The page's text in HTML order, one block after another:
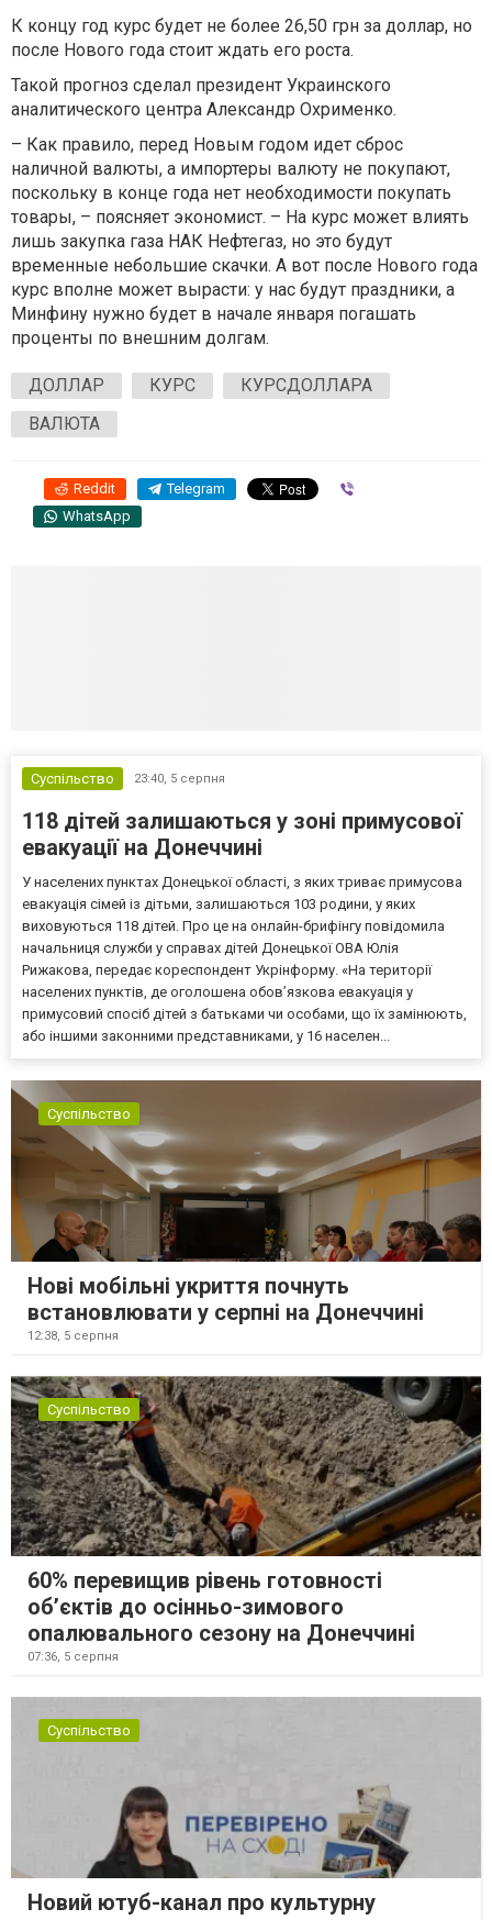
К концу год курс будет не более 26,50 грн за доллар, но
после Нового года стоит ждать его роста.
Такой прогноз сделал президент Украинского
аналитического центра Александр Охрименко.
– Как правило, перед Новым годом идет сброс
наличной валюты, а импортеры валюту не покупают,
поскольку в конце года нет необходимости покупать
товары, – поясняет экономист. – На курс может влиять
лишь закупка газа НАК Нефтегаз, но это будут
временные небольшие скачки. А вот после Нового года
курс вполне может вырасти: у нас будут праздники, а
Минфину нужно будет в начале января погашать
проценты по внешним долгам.
ДОЛЛАР КУРС
КУРСДОЛЛАРА
ВАЛЮТА
Reddit Telegram
WhatsApp
Суспільство 23:40, 5 серпня
118 дітей залишаються у зоні примусової
евакуації на Донеччині
У населених пунктах Донецької області, з яких триває примусова
евакуація сімей із дітьми, залишаються 103 родини, у яких
виховуються 118 дітей. Про це на онлайн-брифінгу повідомила
начальниця служби у справах дітей Донецької ОВА Юлія
Рижакова, передає кореспондент Укрінформу. «На території
населених пунктів, де оголошена обов’язкова евакуація у
примусовий спосіб дітей з батьками чи особами, що їх замінюють,
або іншими законними представниками, у 16 населен...
Суспільство
Нові мобільні укриття почнуть
встановлювати у серпні на Донеччині
12:38, 5 серпня
Суспільство
60% перевищив рівень готовності
об’єктів до осінньо-зимового
опалювального сезону на Донеччині
07:36, 5 серпня
Суспільство
Новий ютуб-канал про культурну